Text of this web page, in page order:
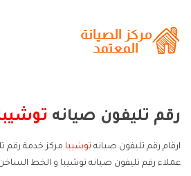
رقم تليفون صيانه
ارقام رقم تليفون صيانه توشيبا مركز خدمة رقم
عملاء رقم تليفون صيانه توشيبا و الخط